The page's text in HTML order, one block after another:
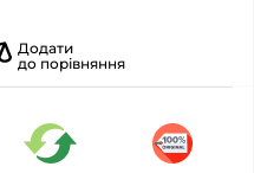
Додати
до порівняння